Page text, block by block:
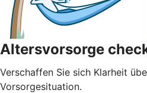
Altersvorsorge
Verschaffen Sie sich Klarheit
Vorsorgesituation.